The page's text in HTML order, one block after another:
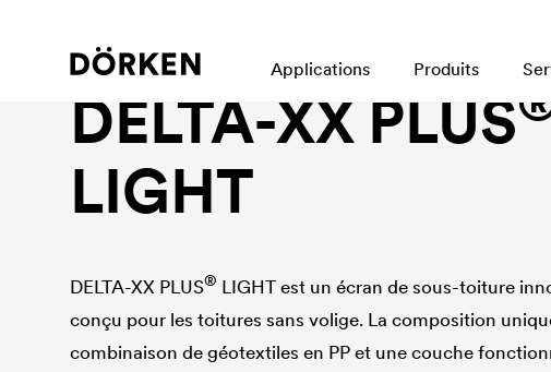
Applications Produits
Écran de sous-toiture
DELTA-XX PLUS
LIGHT
DELTA-XX PLUS® LIGHT est un écran de sous-toiture
conçu pour les toitures sans volige. La composition
combinaison de géotextiles en PP et une couche